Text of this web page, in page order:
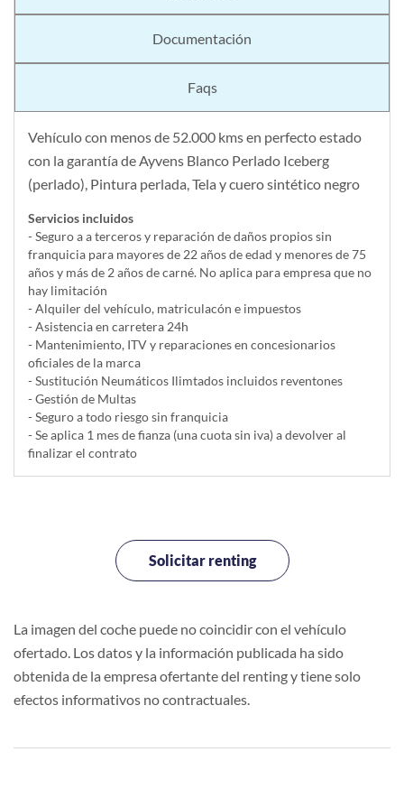
Documentación
Faqs
Vehículo con menos de 52.000 kms en perfecto estado
con la garantía de Ayvens Blanco Perlado Iceberg
(perlado), Pintura perlada, Tela y cuero sintético negro
Servicios incluidos
- Seguro a a terceros y reparación de daños propios sin
franquicia para mayores de 22 años de edad y menores de 75
años y más de 2 años de carné. No aplica para empresa que no
hay limitación
- Alquiler del vehí­culo, matriculacón e impuestos
- Asistencia en carretera 24h
- Mantenimiento, ITV y reparaciones en concesionarios
oficiales de la marca
- Sustitución Neumáticos Ilimtados incluidos reventones
- Gestión de Multas
- Seguro a todo riesgo sin franquicia
- Se aplica 1 mes de fianza (una cuota sin iva) a devolver al
finalizar el contrato
Solicitar renting
La imagen del coche puede no coincidir con el vehículo
ofertado. Los datos y la información publicada ha sido
obtenida de la empresa ofertante del renting y tiene solo
efectos informativos no contractuales.